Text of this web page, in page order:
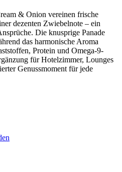
& Onion vereinen frische
dezenten Zwiebelnote – ein
Die knusprige Panade
das harmonische Aroma
Protein und Omega-9-
für Hotelzimmer, Lounges
Genussmoment für jede